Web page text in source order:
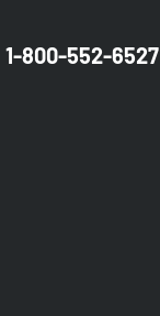
1-800-552-6527